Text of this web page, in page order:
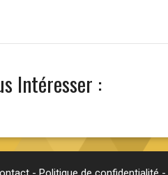
Intéresser :